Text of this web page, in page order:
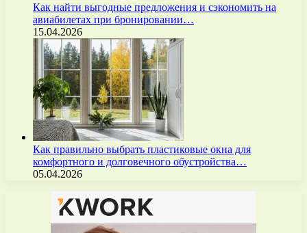
Как найти выгодные предложения и сэкономить на
авиабилетах при бронировании…
15.04.2026
Как правильно выбрать пластиковые окна для
комфортного и долговечного обустройства…
05.04.2026